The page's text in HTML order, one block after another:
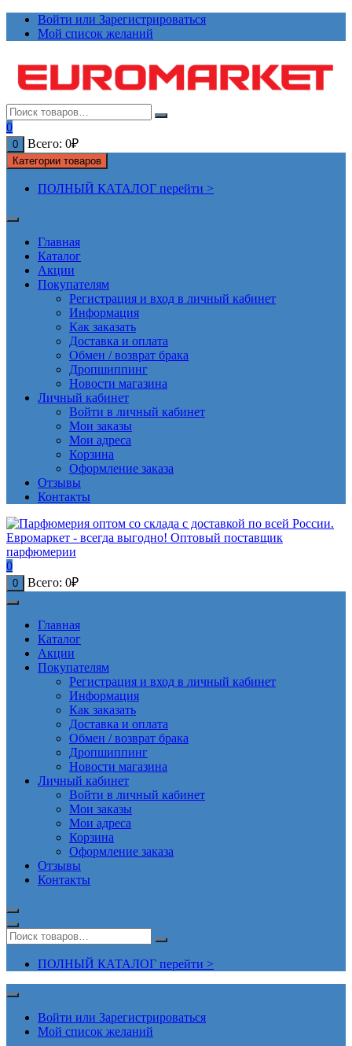
ПерейтиВойти или Зарегистрироваться
Мой список желаний
0
0 Всего: 0₽
Категории товаров
ПОЛНЫЙ КАТАЛОГ перейти >
Главная
Каталог
Акции
Покупателям
Регистрация и вход в личный кабинет
Информация
Как заказать
Доставка и оплата
Обмен / возврат брака
Дропшиппинг
Новости магазина
Личный кабинет
Войти в личный кабинет
Мои заказы
Мои адреса
Корзина
Оформление заказа
Отзывы
Контакты
0
0 Всего: 0₽
Главная
Каталог
Акции
Покупателям
Регистрация и вход в личный кабинет
Информация
Как заказать
Доставка и оплата
Обмен / возврат брака
Дропшиппинг
Новости магазина
Личный кабинет
Войти в личный кабинет
Мои заказы
Мои адреса
Корзина
Оформление заказа
Отзывы
Контакты
ПОЛНЫЙ КАТАЛОГ перейти >
Войти или Зарегистрироваться
Мой список желаний